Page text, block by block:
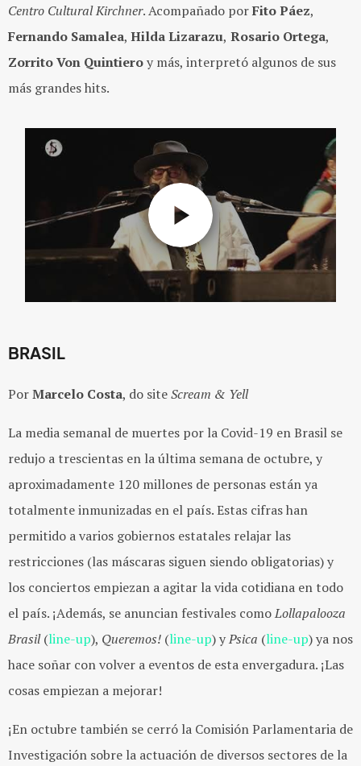
Centro Cultural Kirchner. Acompañado porFito Páez,
Fernando Samalea, Hilda Lizarazu, Rosario Ortega,
Zorrito Von Quintieroy más, interpretó algunos de sus
más grandes hits.
BRASIL
PorMarcelo Costa, do siteScream & Yell
La media semanal de muertes por la Covid-19 en Brasil se
redujo a trescientas en la última semana de octubre, y
aproximadamente 120 millones de personas están ya
totalmente inmunizadas en el país. Estas cifras han
permitido a varios gobiernos estatales relajar las
restricciones (las máscaras siguen siendo obligatorias) y
los conciertos empiezan a agitar la vida cotidiana en todo
el país. ¡Además, se anuncian festivales comoLollapalooza
Brasil(line-up), Queremos! (line-up) yPsica (line-up) ya nos
hace soñar con volver a eventos de esta envergadura. ¡Las
cosas empiezan a mejorar!
¡En octubre también se cerró la Comisión Parlamentaria de
Investigación sobre la actuación de diversos sectores de la